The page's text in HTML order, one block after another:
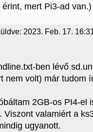
érint, mert Pi3-ad van.)
2023. Feb. 17.
ben lévő
nem volt) már tudom
2GB-os PI4-el
Viszont valamiért a
ugyanott.